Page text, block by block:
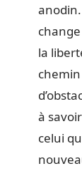
la
à
celui